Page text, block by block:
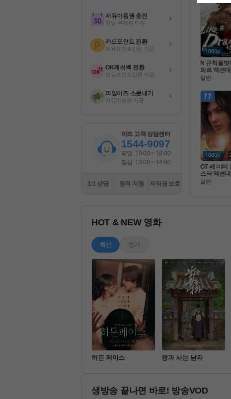
자유이용권 충전
한달 무제한 다운
카드포인트 전환
보유포인트만큼 지급
OK캐쉬백 전환
보유포인트만큼 지급
파일이즈 소문내기
자유이용권 지급
이즈 고객 상담센터
1544-9097
평일
10:00 ~ 18:00
점심 13:00 ~ 14:00
1:1 상담 원격 지원 저작권 보호
N 규칙을벗
와르 액션
정 한 시 대 ]
일반
O7 제ㅇI미
스터 액션대
팀 ] 공식자
일반
HOT & NEW 영화
최신 인기
히든 페이스 왕과 사는 남자
생방송 끝나면 바로! 방송VOD